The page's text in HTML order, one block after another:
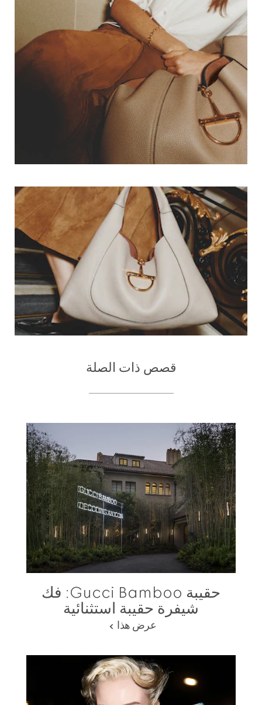
قصص ذات الصلة
حقيبة Gucci Bamboo: فك
شيفرة حقيبة استثنائية
عرض هذا